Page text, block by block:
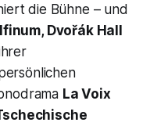
die Bühne – und
Dvořák Hall
La Voix